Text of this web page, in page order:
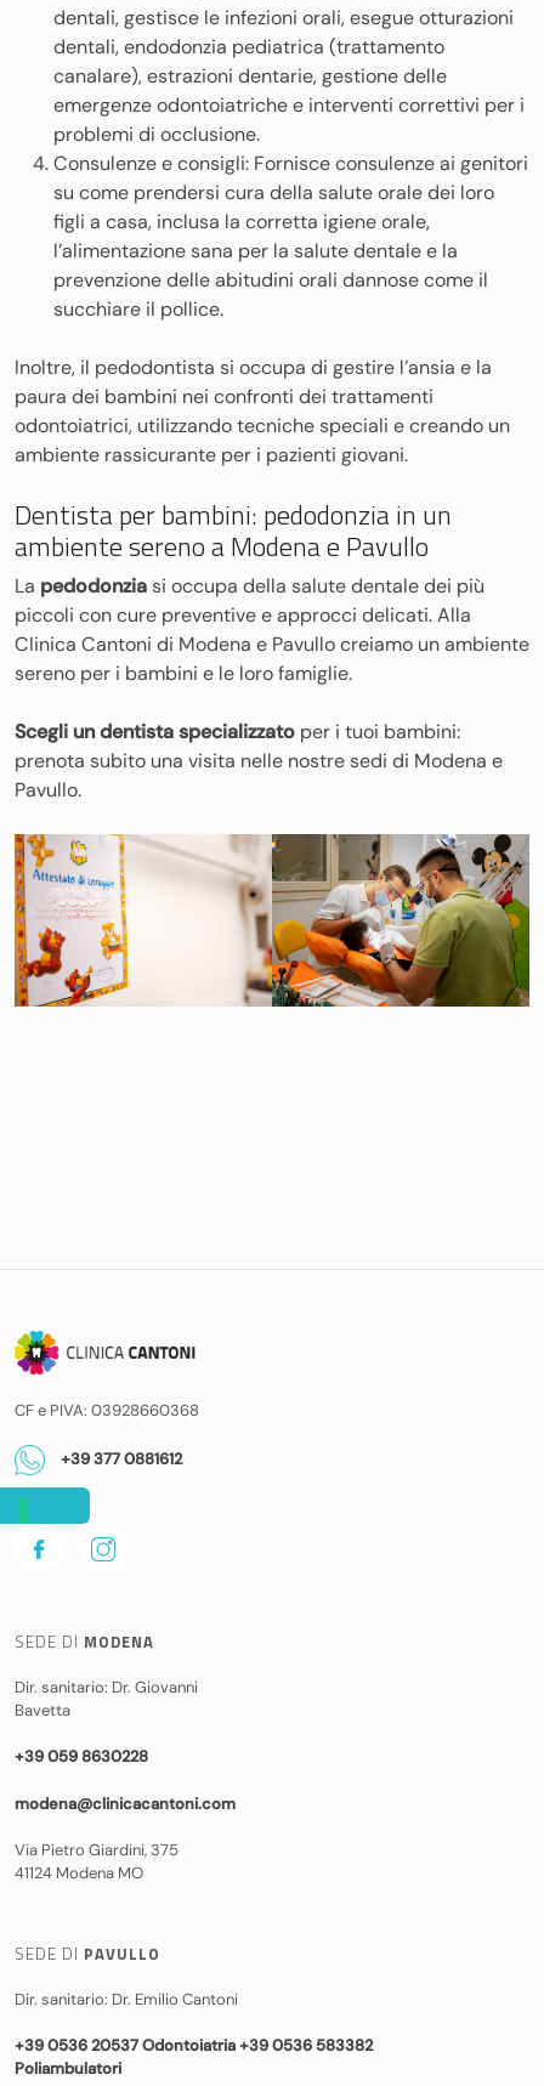
dentali, gestisce le infezioni orali, esegue otturazioni
dentali, endodonzia pediatrica (trattamento
canalare), estrazioni dentarie, gestione delle
emergenze odontoiatriche e interventi correttivi per i
problemi di occlusione.
Consulenze e consigli: Fornisce consulenze ai genitori
su come prendersi cura della salute orale dei loro
figli a casa, inclusa la corretta igiene orale,
l’alimentazione sana per la salute dentale e la
prevenzione delle abitudini orali dannose come il
succhiare il pollice.
Inoltre, il pedodontista si occupa di gestire l’ansia e la
paura dei bambini nei confronti dei trattamenti
odontoiatrici, utilizzando tecniche speciali e creando un
ambiente rassicurante per i pazienti giovani.
Dentista per bambini: pedodonzia in un
ambiente sereno a Modena e Pavullo
La pedodonzia si occupa della salute dentale dei più
piccoli con cure preventive e approcci delicati. Alla
Clinica Cantoni di Modena e Pavullo creiamo un ambiente
sereno per i bambini e le loro famiglie.
Scegli un dentista specializzato per i tuoi bambini:
prenota subito una visita nelle nostre sedi di Modena e
Pavullo.
CF e PIVA: 03928660368
+39 377 0881612
SEDE DI MODENA
Dir. sanitario: Dr. Giovanni
Bavetta
+39 059 8630228
modena@clinicacantoni.com
Via Pietro Giardini, 375
41124 Modena MO
SEDE DI PAVULLO
Dir. sanitario: Dr. Emilio Cantoni
+39 0536 20537 Odontoiatria +39 0536 583382
Poliambulatori